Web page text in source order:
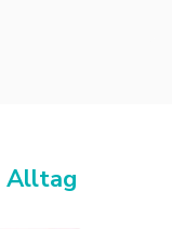
Alltag